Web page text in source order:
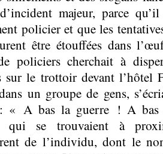
majeur, parce
policier et que les
être étouffées dans
policiers cherchait à
sur le trottoir devant l’hôtel
un groupe de gens,
« A bas la guerre ! A bas
qui se trouvaient à
de l’individu, dont le